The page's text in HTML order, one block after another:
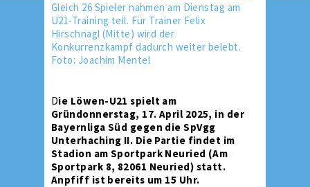
Gleich 26 Spieler nahmen am Dienstag am
U21-Training teil. Für Trainer Felix
Hirschnagl (Mitte) wird der
Konkurrenzkampf dadurch weiter belebt.
Foto: Joachim Mentel
Die Löwen-U21 spielt am
Gründonnerstag, 17. April 2025, in der
Bayernliga Süd gegen die SpVgg
Unterhaching II. Die Partie findet im
Stadion am Sportpark Neuried (Am
Sportpark 8, 82061 Neuried) statt.
Anpfiff ist bereits um 15 Uhr.